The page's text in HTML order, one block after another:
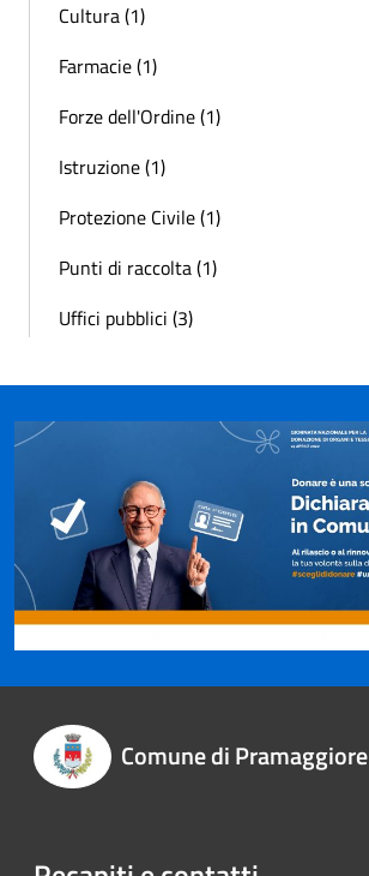
Cultura (1)
Farmacie (1)
Forze dell'Ordine (1)
Istruzione (1)
Protezione Civile (1)
Punti di raccolta (1)
Uffici pubblici (3)
Comune di Pramaggiore